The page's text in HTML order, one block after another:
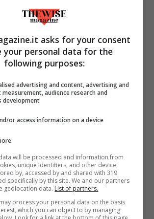
104 da 56 a 61 anni, le strade
anticipata di invaliditàsi
del settore privato,
di genere che fa alzare
le donne possono
asks for your consent
your personal data for the
following purposes:
advertising and content, advertising and
audience research and
development
or access information on a device
will be processed and information from
unique identifiers, and other device
by, accessed by and shared with 319
specifically by this site. We and our partners
geolocation data. List of partners.
process your personal data on the basis
which you can object to by managing